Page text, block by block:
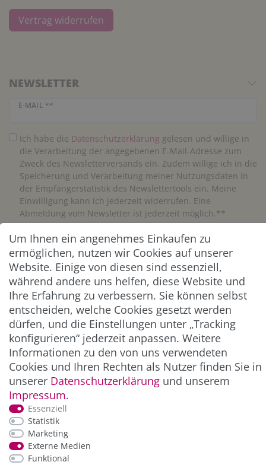
Vertrag widerrufen
NEWSLETTER
E-MAIL **
Newsletter Honig
Ich habe die Daten­schutz­erklärung gelesen und willige in
die Verarbeitung der angegebenen E-Mail-Adresse zum
Zweck des Newsletterversands ein. Zudem willige ich in die
Speicherung und Verarbeitung meiner Nutzungsdaten in
der Empfängerstatistik des Newslettertools ein. Meine
Einwilligung kann ich jederzeit widerrufen. Eine
Abmeldung vom Newsletter ist jederzeit möglich.**
Abonnieren
** Hierbei handelt es sich um ein Pflichtfeld.
ZAHLUNG & VERSAND
*Alle Preise inkl. der gesetzl. MwSt. zzgl.
und Versandkosten
Um Ihnen ein angenehmes Einkaufen zu
ermöglichen, nutzen wir Cookies auf unserer
Website. Einige von diesen sind essenziell,
während andere uns helfen, diese Website und
Ihre Erfahrung zu verbessern. Sie können selbst
entscheiden, welche Cookies gesetzt werden
dürfen, und die Einstellungen unter „Tracking
konfigurieren“ jederzeit anpassen. Weitere
Informationen zu den von uns verwendeten
Cookies und Ihren Rechten als Nutzer finden Sie in
unserer Daten­schutz­erklärung und unserem
Impressum.
Essenziell
Statistik
Marketing
Externe Medien
Funktional